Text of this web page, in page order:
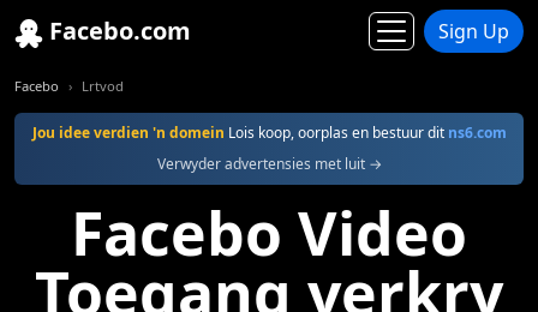
Facebo.com Sign Up
Facebo Lrtvod
Jou idee verdien 'n domein Lois koop, oorplas en bestuur dit ns6.com
Verwyder advertensies met luit →
Facebo Video
Toegang verkry